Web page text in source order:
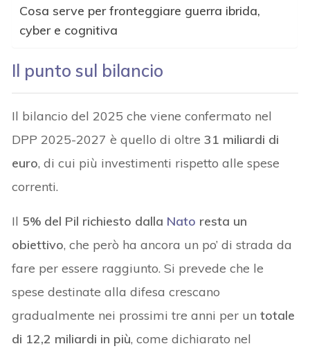
Cosa serve per fronteggiare guerra ibrida,
cyber e cognitiva
Il punto sul bilancio
Il bilancio del 2025 che viene confermato nel
DPP 2025-2027 è quello di oltre31 miliardi di
euro, di cui più investimenti rispetto alle spese
correnti.
Il 5% del Pil richiesto dalla Nato resta un
obiettivo, che però ha ancora un po’ di strada da
fare per essere raggiunto. Si prevede che le
spese destinate alla difesa crescano
gradualmente nei prossimi tre anni per un totale
di 12,2 miliardi in più, come dichiarato nel